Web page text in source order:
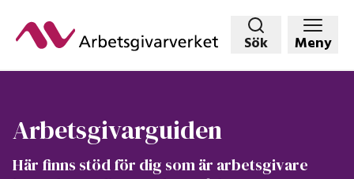
Sök Meny
Arbetsgivarguiden
Här finns stöd för dig som är arbetsgivare